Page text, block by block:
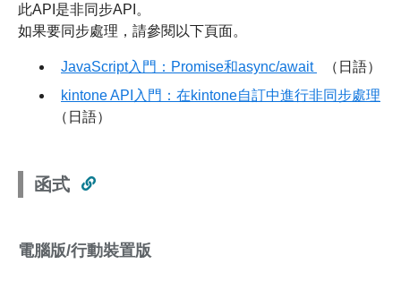
此API是非同步API。
如果要同步處理，請參閱以下頁面。
JavaScript入門：Promise和async/await
（日語）
kintone API入門：在kintone自訂中進行非同步處理
（日語）
函式
電腦版/行動裝置版